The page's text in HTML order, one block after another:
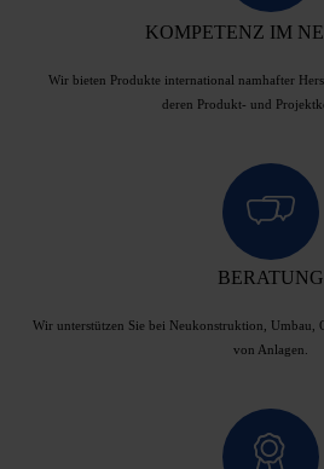
KOMPETENZ IM
Wir bieten Produkte international namhafter
deren Produkt- und
BERATUNG
Wir unterstützen Sie bei Neukonstruktion, Umbau,
von Anlagen.